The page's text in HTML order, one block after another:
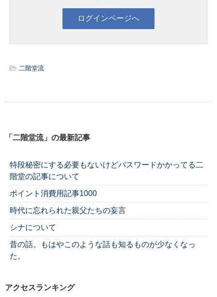
二階堂流
「二階堂流」の最新記事
特段秘密にする必要もないけどパスワードかかってる二
階堂の記事について
ポイント消費用記事1000
時代に忘れられた親父たちの妄言
シナについて
昔の話。もはやこのような話も知るものが少なくなっ
た。
アクセスランキング